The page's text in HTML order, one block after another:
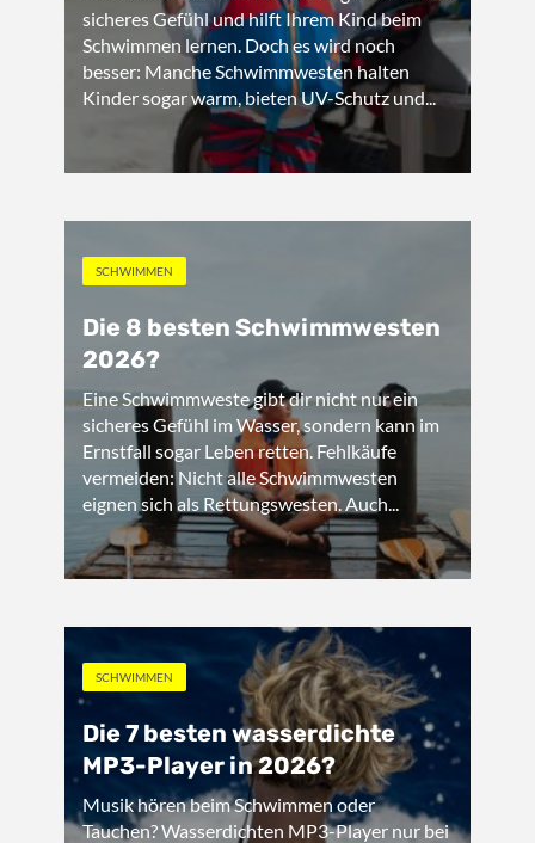
sicheres Gefühl und hilft Ihrem Kind beim
Schwimmen lernen. Doch es wird noch
besser: Manche Schwimmwesten halten
Kinder sogar warm, bieten UV-Schutz und...
SCHWIMMEN
Die 8 besten Schwimmwesten
2026?
Eine Schwimmweste gibt dir nicht nur ein
sicheres Gefühl im Wasser, sondern kann im
Ernstfall sogar Leben retten. Fehlkäufe
vermeiden: Nicht alle Schwimmwesten
eignen sich als Rettungswesten. Auch...
SCHWIMMEN
Die 7 besten wasserdichte
MP3-Player in 2026?
Musik hören beim Schwimmen oder
Tauchen? Wasserdichten MP3-Player nur bei